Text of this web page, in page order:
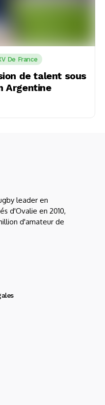
De France
de talent sous
Argentine
leader en
d'Ovalie en 2010,
d'amateur de